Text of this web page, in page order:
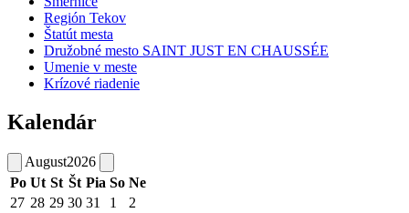
Región Tekov
Štatút mesta
Družobné mesto SAINT JUST EN CHAUSSÉE
Umenie v meste
Krízové riadenie
Kalendár
August2026
Po Ut St Št Pia So Ne
27 28 29 30 31 1
2